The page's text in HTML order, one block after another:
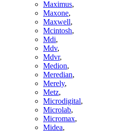
Maximus,
Maxone,
Maxwell,
Mcintosh,
Mdi,
Mdv,
Mdvr,
Medion,
Meredian,
Merely,
Metz,
Microdigital,
Microlab,
Micromax,
Midea,